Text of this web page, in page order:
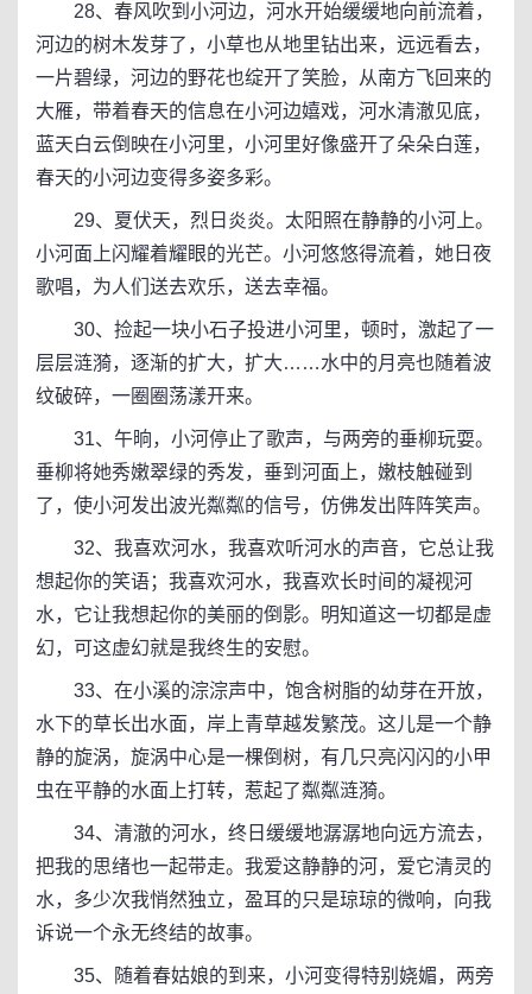
28、春风吹到小河边，河水开始缓缓地向前流着，
河边的树木发芽了，小草也从地里钻出来，远远看去，
一片碧绿，河边的野花也绽开了笑脸，从南方飞回来的
大雁，带着春天的信息在小河边嬉戏，河水清澈见底，
蓝天白云倒映在小河里，小河里好像盛开了朵朵白莲，
春天的小河边变得多姿多彩。
29、夏伏天，烈日炎炎。太阳照在静静的小河上。
小河面上闪耀着耀眼的光芒。小河悠悠得流着，她日夜
歌唱，为人们送去欢乐，送去幸福。
30、捡起一块小石子投进小河里，顿时，激起了一
层层涟漪，逐渐的扩大，扩大……水中的月亮也随着波
纹破碎，一圈圈荡漾开来。
31、午晌，小河停止了歌声，与两旁的垂柳玩耍。
垂柳将她秀嫩翠绿的秀发，垂到河面上，嫩枝触碰到
了，使小河发出波光粼粼的信号，仿佛发出阵阵笑声。
32、我喜欢河水，我喜欢听河水的声音，它总让我
想起你的笑语；我喜欢河水，我喜欢长时间的凝视河
水，它让我想起你的美丽的倒影。明知道这一切都是虚
幻，可这虚幻就是我终生的安慰。
33、在小溪的淙淙声中，饱含树脂的幼芽在开放，
水下的草长出水面，岸上青草越发繁茂。这儿是一个静
静的旋涡，旋涡中心是一棵倒树，有几只亮闪闪的小甲
虫在平静的水面上打转，惹起了粼粼涟漪。
34、清澈的河水，终日缓缓地潺潺地向远方流去，
把我的思绪也一起带走。我爱这静静的河，爱它清灵的
水，多少次我悄然独立，盈耳的只是琼琼的微响，向我
诉说一个永无终结的故事。
35、随着春姑娘的到来，小河变得特别娆媚，两旁